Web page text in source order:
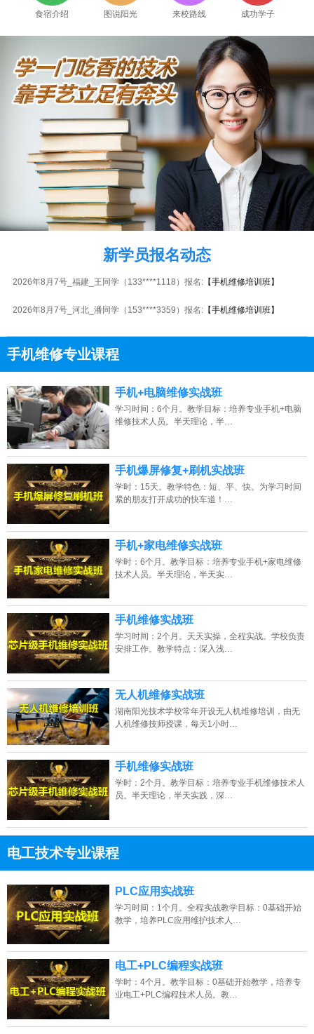
食宿介绍 图说阳光 来校路线 成功学子
新学员报名动态
2026年8月7号_湖北_谭同学（155****7149）报名: 【手机维修培训班】
2026年8月7号_陕西_陈同学（135****4220）报名: 【手机维修培训班】
2026年8月7号_上海_李同学（151****3644）报名:【手机维修培训班】
2026年8月7号_福建_王同学（133****1118）报名: 【手机维修培训班】
2026年8月7号_河北_潘同学（153****3359）报名: 【手机维修培训班】
2026年8月7号_广西_林同学（138****8039）报名:
2026年8月7号_江西_钟同学（156****9845）报名:【手机维修培训班】
2026年8月7号_天津_代同学（138****2539）报名: 【手机维修培训班】
2026年8月7号_江苏_刘同学（131****3372）报名:
2026年8月7号_广东_钟同学（152****2927）报名:【手机维修培训班】
2026年8月7号_江苏_卢同学（136****9499）报名:【手机维修培训班】
手机维修专业课程
点击免费咨询电话：13807313137
手机+电脑维修实战班
学习时间：6个月。教学目标：培养专业手机+电脑
维修技术人员。半天理论，半…
手机爆屏修复+刷机实战班
学时：15天。教学特色：短、平、快。为学习时间
紧的朋友打开成功的快车道！…
手机+家电维修实战班
学时：6个月。教学目标：培养专业手机+家电维修
技术人员。半天理论，半天实…
手机维修实战班
学习时间：2个月。天天实操，全程实战。学校负责
安排工作。教学特点：深入浅…
无人机维修实战班
湖南阳光技术学校常年开设无人机维修培训，由无
人机维修技师授课，每天1小时…
手机维修实战班
学时：2个月。教学目标：培养专业手机维修技术人
员。半天理论，半天实践，深…
电工技术专业课程
点击免费咨询电话： 13807313137
PLC应用实战班
学习时间：1个月。全程实战教学目标：0基础开始
教学，培养PLC应用维护技术人…
电工+PLC编程实战班
学时：4个月。教学目标：0基础开始教学，培养专
业电工+PLC编程技术人员。教…